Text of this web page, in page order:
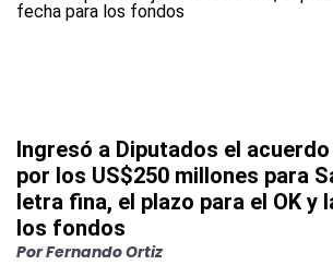
Ingresó a Diputados el
por los US$250 millones para
letra fina, el plazo para el OK y
los fondos
PorFernando Ortiz